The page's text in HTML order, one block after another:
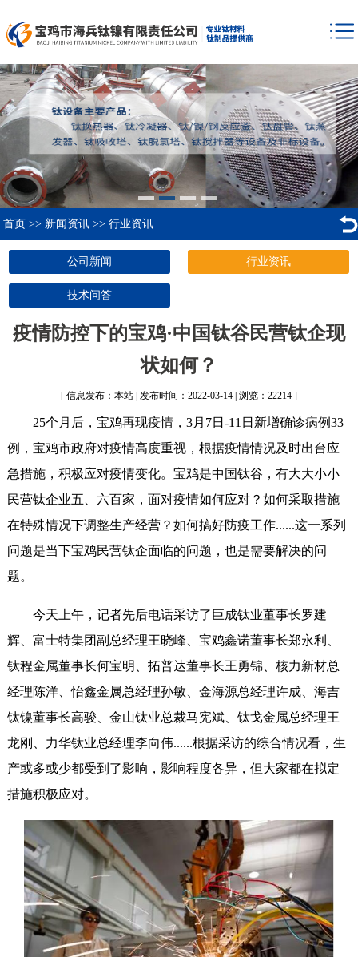
首页 >> 新闻资讯 >> 行业资讯
公司新闻 行业资讯
技术问答
疫情防控下的宝鸡·中国钛谷民营钛企现
状如何？
[ 信息发布：本站 | 发布时间：2022-03-14 | 浏览：22214 ]
25个月后，宝鸡再现疫情，3月7日-11日新增确诊病例33
例，宝鸡市政府对疫情高度重视，根据疫情情况及时出台应
急措施，积极应对疫情变化。宝鸡是中国钛谷，有大大小小
民营钛企业五、六百家，面对疫情如何应对？如何采取措施
在特殊情况下调整生产经营？如何搞好防疫工作......这一系列
问题是当下宝鸡民营钛企面临的问题，也是需要解决的问
题。
今天上午，记者先后电话采访了巨成钛业董事长罗建
辉、富士特集团副总经理王晓峰、宝鸡鑫诺董事长郑永利、
钛程金属董事长何宝明、拓普达董事长王勇锦、核力新材总
经理陈洋、怡鑫金属总经理孙敏、金海源总经理许成、海吉
钛镍董事长高骏、金山钛业总裁马宪斌、钛戈金属总经理王
龙刚、力华钛业总经理李向伟......根据采访的综合情况看，生
产或多或少都受到了影响，影响程度各异，但大家都在拟定
措施积极应对。